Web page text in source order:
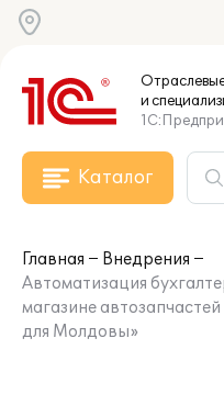
и
Каталог
Главная
Внедрения
Автоматизация
магазине
для Молдовы»